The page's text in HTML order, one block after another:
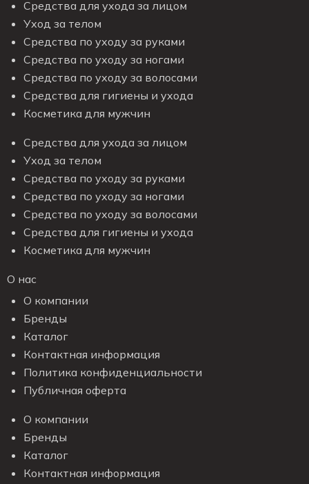
Средства для ухода за лицом
Уход за телом
Средства по уходу за руками
Средства по уходу за ногами
Средства по уходу за волосами
Средства для гигиены и ухода
Косметика для мужчин
Средства для ухода за лицом
Уход за телом
Средства по уходу за руками
Средства по уходу за ногами
Средства по уходу за волосами
Средства для гигиены и ухода
Косметика для мужчин
О нас
О компании
Бренды
Каталог
Контактная информация
Политика конфиденциальности
Публичная оферта
О компании
Бренды
Каталог
Контактная информация